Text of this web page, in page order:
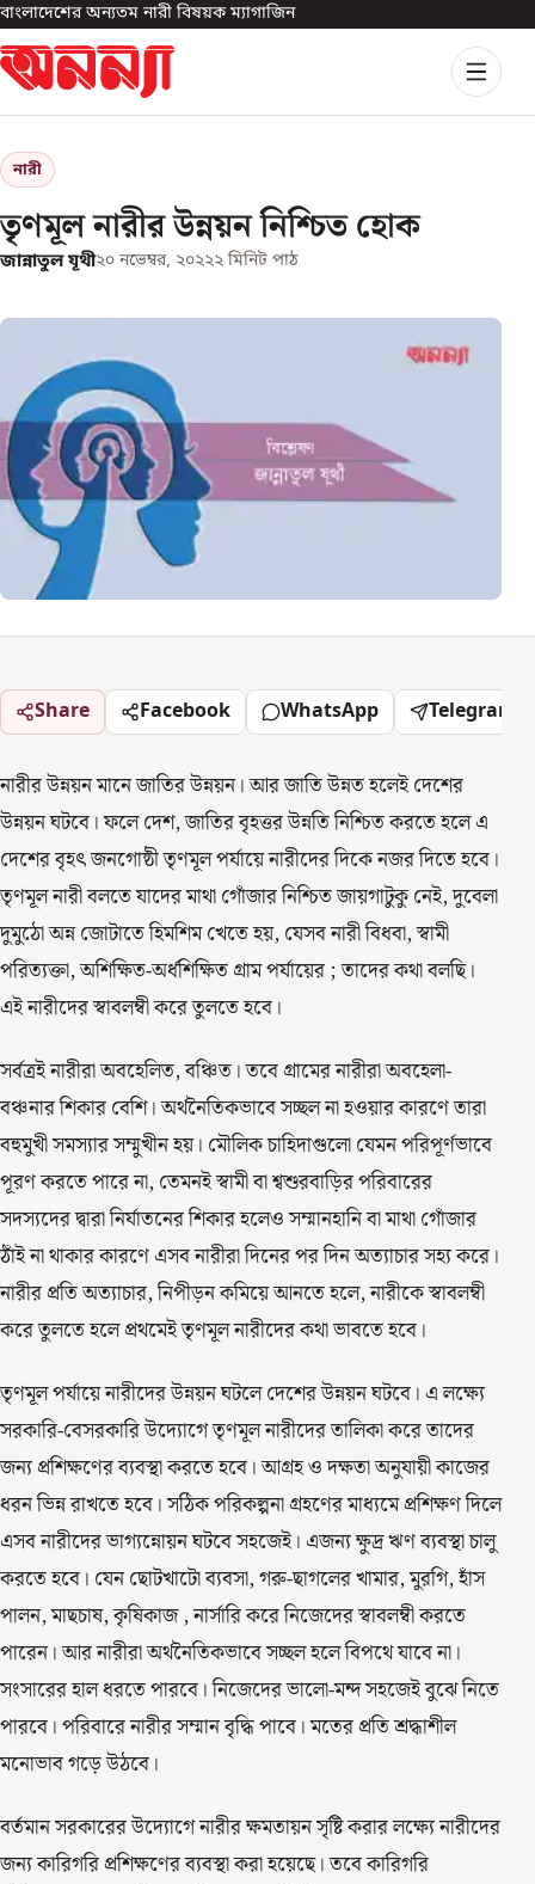
বাংলাদেশের অন্যতম নারী বিষয়ক ম্যাগাজিন
নারী
তৃণমূল নারীর উন্নয়ন নিশ্চিত হোক
জান্নাতুল যূথী২০ নভেম্বর, ২০২২২ মিনিট পাঠ
Share Facebook WhatsApp Telegram
নারীর উন্নয়ন মানে জাতির উন্নয়ন। আর জাতি উন্নত হলেই দেশের
উন্নয়ন ঘটবে। ফলে দেশ, জাতির বৃহত্তর উন্নতি নিশ্চিত করতে হলে এ
দেশের বৃহৎ জনগোষ্ঠী তৃণমূল পর্যায়ে নারীদের দিকে নজর দিতে হবে।
তৃণমূল নারী বলতে যাদের মাথা গোঁজার নিশ্চিত জায়গাটুকু নেই, দুবেলা
দুমুঠো অন্ন জোটাতে হিমশিম খেতে হয়, যেসব নারী বিধবা, স্বামী
পরিত্যক্তা, অশিক্ষিত-অর্ধশিক্ষিত গ্রাম পর্যায়ের ; তাদের কথা বলছি।
এই নারীদের স্বাবলম্বী করে তুলতে হবে।
সর্বত্রই নারীরা অবহেলিত, বঞ্চিত। তবে গ্রামের নারীরা অবহেলা-
বঞ্চনার শিকার বেশি। অর্থনৈতিকভাবে সচ্ছল না হওয়ার কারণে তারা
বহুমুখী সমস্যার সম্মুখীন হয়। মৌলিক চাহিদাগুলো যেমন পরিপূর্ণভাবে
পূরণ করতে পারে না, তেমনই স্বামী বা শ্বশুরবাড়ির পরিবারের
সদস্যদের দ্বারা নির্যাতনের শিকার হলেও সম্মানহানি বা মাথা গোঁজার
ঠাঁই না থাকার কারণে এসব নারীরা দিনের পর দিন অত্যাচার সহ্য করে।
নারীর প্রতি অত্যাচার, নিপীড়ন কমিয়ে আনতে হলে, নারীকে স্বাবলম্বী
করে তুলতে হলে প্রথমেই তৃণমূল নারীদের কথা ভাবতে হবে।
তৃণমূল পর্যায়ে নারীদের উন্নয়ন ঘটলে দেশের উন্নয়ন ঘটবে। এ লক্ষ্যে
সরকারি-বেসরকারি উদ্যোগে তৃণমূল নারীদের তালিকা করে তাদের
জন্য প্রশিক্ষণের ব্যবস্থা করতে হবে। আগ্রহ ও দক্ষতা অনুযায়ী কাজের
ধরন ভিন্ন রাখতে হবে। সঠিক পরিকল্পনা গ্রহণের মাধ্যমে প্রশিক্ষণ দিলে
এসব নারীদের ভাগ্যন্নোয়ন ঘটবে সহজেই। এজন্য ক্ষুদ্র ঋণ ব্যবস্থা চালু
করতে হবে। যেন ছোটখাটো ব্যবসা, গরু-ছাগলের খামার, মুরগি, হাঁস
পালন, মাছচাষ, কৃষিকাজ , নার্সারি করে নিজেদের স্বাবলম্বী করতে
পারেন। আর নারীরা অর্থনৈতিকভাবে সচ্ছল হলে বিপথে যাবে না।
সংসারের হাল ধরতে পারবে। নিজেদের ভালো-মন্দ সহজেই বুঝে নিতে
পারবে। পরিবারে নারীর সম্মান বৃদ্ধি পাবে। মতের প্রতি শ্রদ্ধাশীল
মনোভাব গড়ে উঠবে।
বর্তমান সরকারের উদ্যোগে নারীর ক্ষমতায়ন সৃষ্টি করার লক্ষ্যে নারীদের
জন্য কারিগরি প্রশিক্ষণের ব্যবস্থা করা হয়েছে। তবে কারিগরি